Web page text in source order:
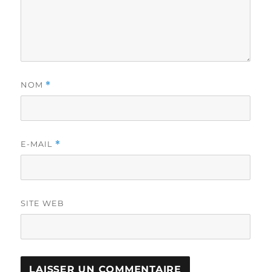
NOM *
E-MAIL *
SITE WEB